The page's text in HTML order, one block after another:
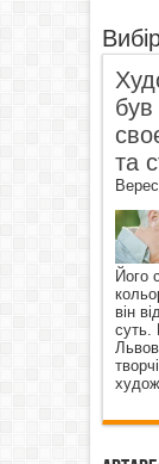
був
та
Його
він
суть.